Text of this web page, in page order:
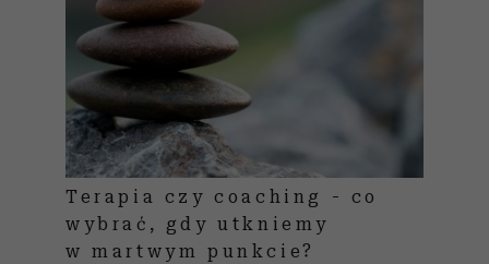
Terapia czy coaching - co
wybrać, gdy utkniemy
w martwym punkcie?